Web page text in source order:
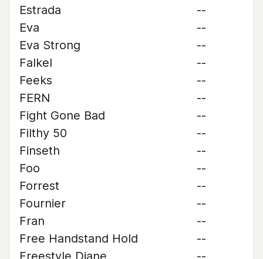
Estrada
--
Eva
--
Eva Strong
--
Falkel
--
Feeks
--
FERN
--
Fight Gone Bad
--
Filthy 50
--
Finseth
--
Foo
--
Forrest
--
Fournier
--
Fran
--
Free Handstand Hold
--
Freestyle Diane
--